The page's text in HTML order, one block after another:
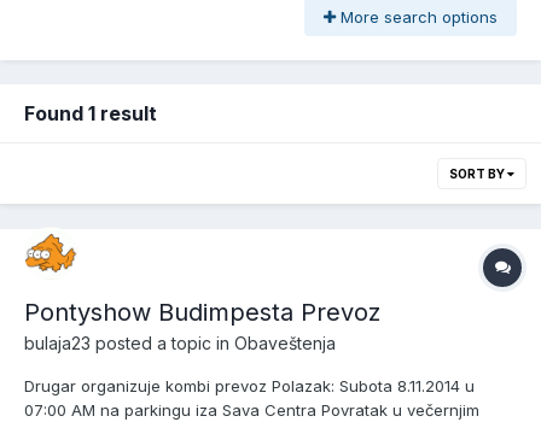
More search options
Found 1 result
SORT BY
Pontyshow Budimpesta Prevoz
bulaja23 posted a topic in Obaveštenja
Drugar organizuje kombi prevoz Polazak: Subota 8.11.2014 u
07:00 AM na parkingu iza Sava Centra Povratak u večernjim